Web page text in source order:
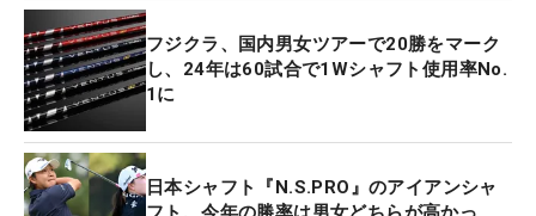
フジクラ、国内男女ツアーで20勝をマーク
し、24年は60試合で1Wシャフト使用率No.
1に
日本シャフト『N.S.PRO』のアイアンシャ